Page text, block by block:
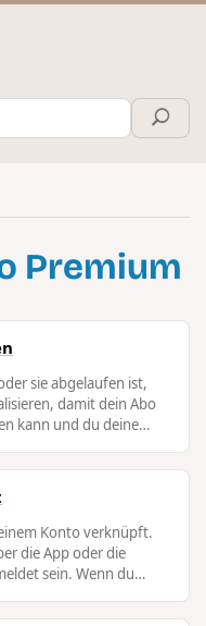
Premium
sie abgelaufen ist,
damit dein Abo
kann und du deine
Konto verknüpft.
die App oder die
sein. Wenn du